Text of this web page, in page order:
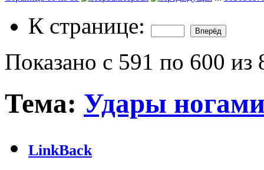
К странице:
Показано с 591 по 600 из
Тема: Удары
LinkBack